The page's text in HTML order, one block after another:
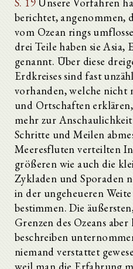
berichtet, angenommen,
vom Ozean rings
drei Teile haben sie
genannt. Über diese
Erdkreises sind fast
vorhanden, welche nicht
und Ortschaften
mehr zur
Schritte und Meilen
Meeresfluten verteilten
größeren wie auch die
Zykladen und Sporaden
in der ungeheueren
bestimmen. Die
Grenzen des Ozeans
beschreiben
niemand verstattet
weil man die Erfahrung